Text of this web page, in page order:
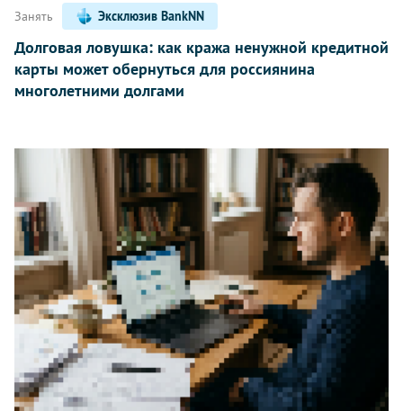
Занять Эксклюзив BankNN
Долговая ловушка: как кража ненужной кредитной
карты может обернуться для россиянина
многолетними долгами